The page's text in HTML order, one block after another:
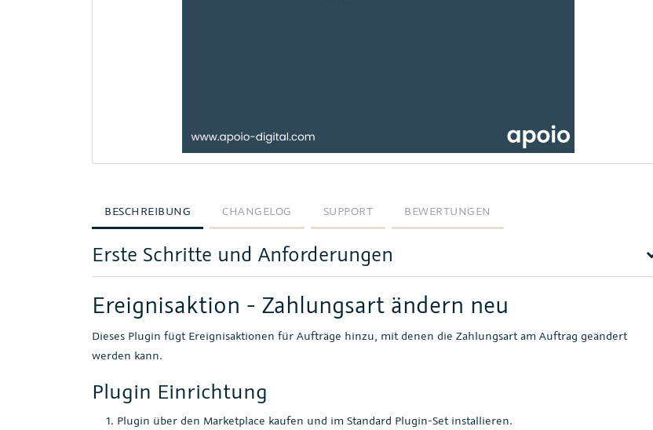
BESCHREIBUNG CHANGELOG SUPPORT BEWERTUNGEN
Erste Schritte und Anforderungen
Ereignisaktion - Zahlungsart ändern neu
Dieses Plugin fügt Ereignisaktionen für Aufträge hinzu, mit denen die Zahlungsart am Auftrag geändert
werden kann.
Plugin Einrichtung
Plugin über den Marketplace kaufen und im Standard Plugin-Set installieren.